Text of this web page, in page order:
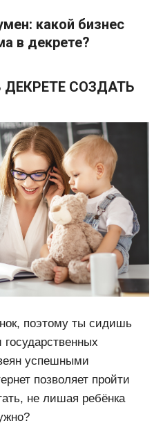
какой бизнес
в декрете?
СОЗДАТЬ
поэтому ты сидишь
успешными
позволяет пройти
не лишая ребёнка